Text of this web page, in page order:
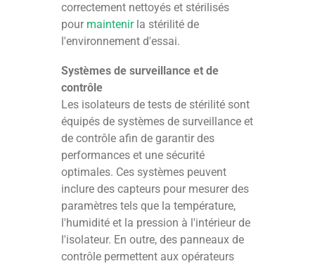
correctement nettoyés et stérilisés
pour maintenirla stérilité de
l'environnement d'essai.
Systèmes de surveillance et de
contrôle
Les isolateurs de tests de stérilité sont
équipés de systèmes de surveillance et
de contrôle afin de garantir des
performances et une sécurité
optimales. Ces systèmes peuvent
inclure des capteurs pour mesurer des
paramètres tels que la température,
l'humidité et la pression à l'intérieur de
l'isolateur. En outre, des panneaux de
contrôle permettent aux opérateurs